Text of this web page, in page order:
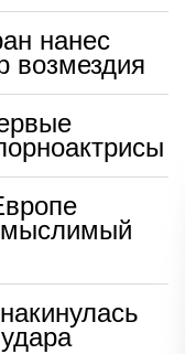
нанес
возмездия